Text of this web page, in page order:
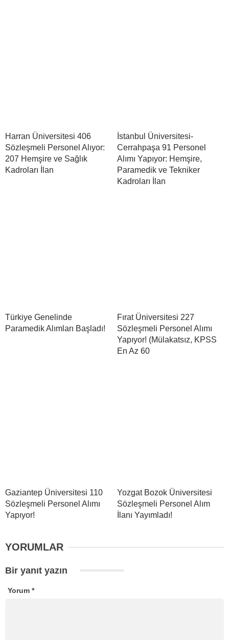
Harran Üniversitesi 406
Sözleşmeli Personel Alıyor:
207 Hemşire ve Sağlık
Kadroları İlan
İstanbul Üniversitesi-
Cerrahpaşa 91 Personel
Alımı Yapıyor: Hemşire,
Paramedik ve Tekniker
Kadroları İlan
Türkiye Genelinde
Paramedik Alımları Başladı!
Fırat Üniversitesi 227
Sözleşmeli Personel Alımı
Yapıyor! (Mülakatsız, KPSS
En Az 60
Gaziantep Üniversitesi 110
Sözleşmeli Personel Alımı
Yapıyor!
Yozgat Bozok Üniversitesi
Sözleşmeli Personel Alım
İlanı Yayımladı!
YORUMLAR
Bir yanıt yazın
Yorum *